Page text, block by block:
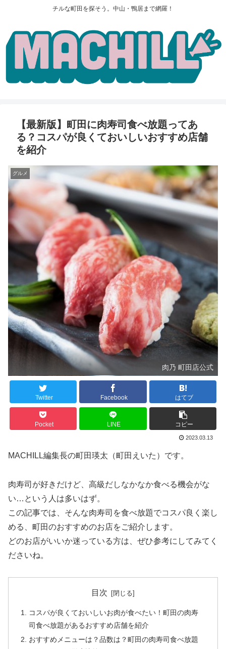
チルな町田を探そう。中山・鴨居まで網羅！
【最新版】町田に肉寿司食べ放題ってあ
る？コスパが良くておいしいおすすめ店舗
を紹介
グルメ
肉乃 町田店公式
Twitter Facebook はてブ
Pocket LINE コピー
2023.03.13
MACHILL編集長の町田瑛太（町田えいた）です。
肉寿司が好きだけど、高級だしなかなか食べる機会がな
い…という人は多いはず。
この記事では、そんな肉寿司を食べ放題でコスパ良く楽し
める、町田のおすすめのお店をご紹介します。
どのお店がいいか迷っている方は、ぜひ参考にしてみてく
ださいね。
目次
コスパが良くておいしいお肉が食べたい！町田の肉寿
司食べ放題があるおすすめ店舗を紹介
おすすめメニューは？品数は？町田の肉寿司食べ放題